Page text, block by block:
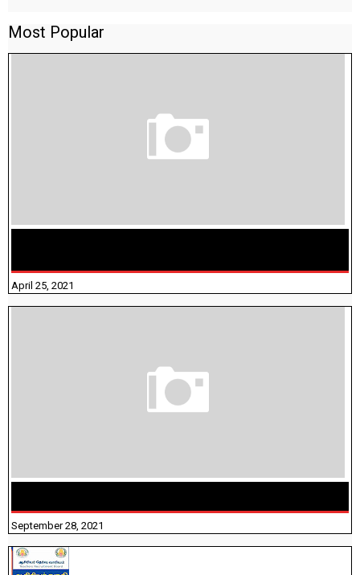
Most Popular
April 25, 2021
September 28, 2021